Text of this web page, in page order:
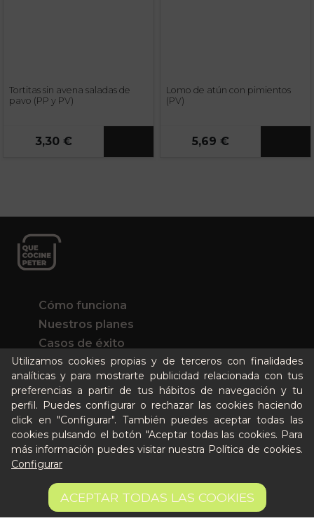
4,17 € AÑADIR A LA CESTA
Tortitas sin avena saladas de
pavo (PP y PV)
3,30 €
Lomo de atún con pimientos
(PV)
5,69 €
Utilizamos cookies propias y de terceros con finalidades
analíticas y para mostrarte publicidad relacionada con tus
preferencias a partir de tus hábitos de navegación y tu
perfil. Puedes configurar o rechazar las cookies haciendo
click en "Configurar". También puedes aceptar todas las
cookies pulsando el botón "Aceptar todas las cookies. Para
más información puedes visitar nuestra Política de cookies.
Configurar
ACEPTAR TODAS LAS COOKIES
Cómo funciona
Nuestros planes
Casos de éxito
Soy un particular
Quién es Peter
Recursos / Blog
Cultura
Llámanos al 644 52 51 02
Escríbenos al Whatsapp
Escríbenos al correo
De lunes a viernes de 8:30 a 14:00